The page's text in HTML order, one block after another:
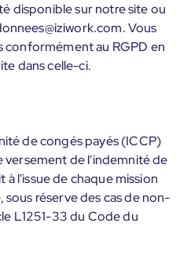
disponible sur notre site ou
Vous
conformément au RGPD en
dans celle-ci.
de congés payés (ICCP)
versement de l'indemnité de
à l'issue de chaque mission
réserve des cas de non-
L1251-33 du Code du